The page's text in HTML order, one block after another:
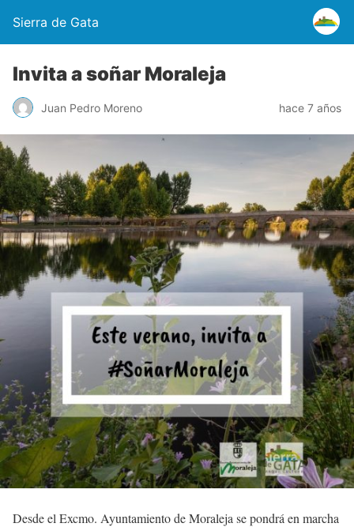
Sierra de Gata
Invita a soñar Moraleja
Juan Pedro Moreno hace 7 años
Desde el Excmo. Ayuntamiento de Moraleja se pondrá en marcha